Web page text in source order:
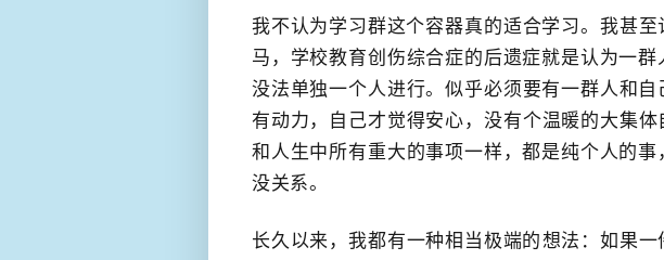
我不认为学习群这个容器​真的适合学习​。我甚
马，学校教育创伤综合症的后遗症就是认为一群
没法单独一个人进行。似乎必须要有一群人和
有动力，自己才觉得安心，​没有个温暖的大集
和人生中所有重大的事项一样，都是纯个人的
没关系。
长久以来，我都有一种相当极端的​想法：如果